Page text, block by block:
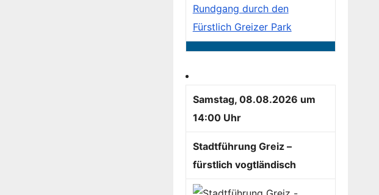
Rundgang durch den
Fürstlich Greizer Park
Samstag, 08.08.2026 um
14:00 Uhr
Stadtführung Greiz –
fürstlich vogtländisch